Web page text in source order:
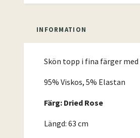
INFORMATION
Skön topp i fina färger
95% Viskos, 5% Elastan
Färg: Dried Rose
Längd: 63 cm